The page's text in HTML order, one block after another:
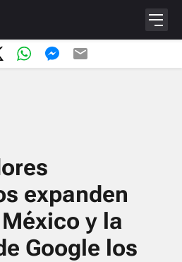
expanden
y la
Google los